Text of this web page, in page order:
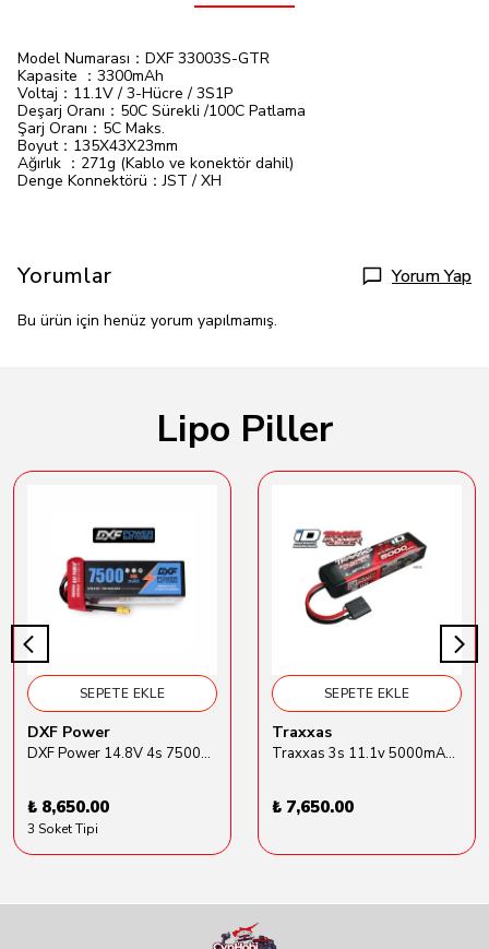
Model Numarası：DXF 33003S-GTR
Kapasite ：3300mAh
Voltaj：11.1V / 3-Hücre / 3S1P
Deşarj Oranı：50C Sürekli /100C Patlama
Şarj Oranı：5C Maks.
Boyut：135X43X23mm
Ağırlık ：271g (Kablo ve konektör dahil)
Denge Konnektörü：JST / XH
Yorumlar Yorum Yap
Bu ürün için henüz yorum yapılmamış.
Lipo Piller
SEPETE EKLE
DXF Power
DXF Power 14.8V 4s 7500mAh 80C Hardcase Lipo Batarya
₺ 8,650.00
3 Soket Tipi
SEPETE EKLE
Traxxas
Traxxas 3s 11.1v 5000mAh Lipo Batarya (TRX 2872X)
₺ 7,650.00